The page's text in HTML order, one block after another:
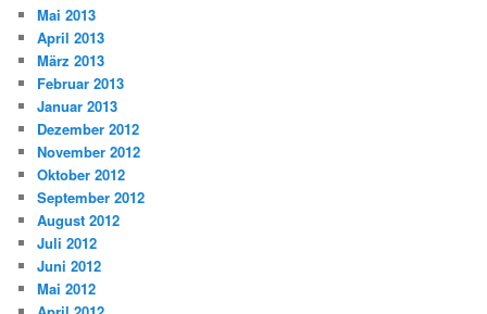
Mai 2013
April 2013
März 2013
Februar 2013
Januar 2013
Dezember 2012
November 2012
Oktober 2012
September 2012
August 2012
Juli 2012
Juni 2012
Mai 2012